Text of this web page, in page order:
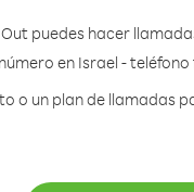
puedes hacer
en Israel -
o un plan de llamadas